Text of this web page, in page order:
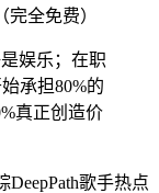
（完全免费）
娱乐；在职
承担80%的
真正创造价
DeepPath歌手热点